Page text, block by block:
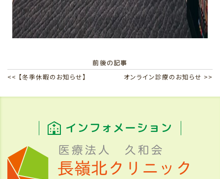
前後の記事
<< 【冬季休暇のお知らせ】 オンライン診療のお知らせ >>
インフォメーション